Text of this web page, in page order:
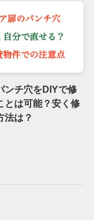
ンチ穴をDIYで修
とは可能？安く修
法は？